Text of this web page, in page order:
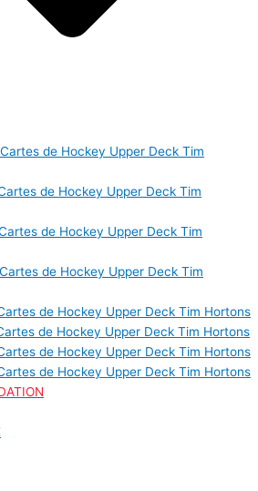
de Hockey Upper Deck Tim
de Hockey Upper Deck Tim
de Hockey Upper Deck Tim
de Hockey Upper Deck Tim
de Hockey Upper Deck Tim Hortons
de Hockey Upper Deck Tim Hortons
de Hockey Upper Deck Tim Hortons
de Hockey Upper Deck Tim Hortons